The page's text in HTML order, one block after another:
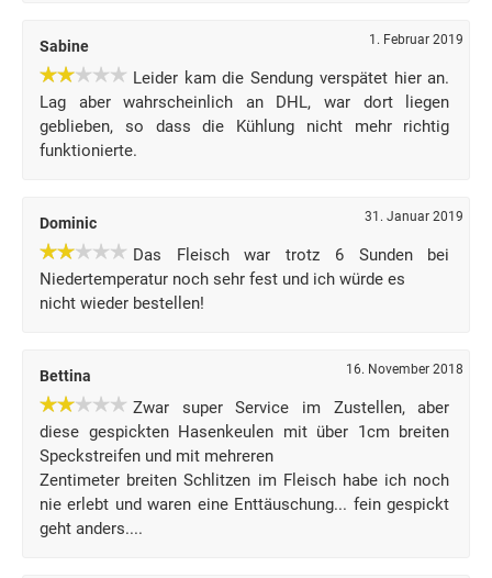
Sabine 1. Februar 2019
Leider kam die Sendung verspätet hier an.
Lag aber wahrscheinlich an DHL, war dort liegen
geblieben, so dass die Kühlung nicht mehr richtig
funktionierte.
Dominic 31. Januar 2019
Das Fleisch war trotz 6 Sunden bei
Niedertemperatur noch sehr fest und ich würde es
nicht wieder bestellen!
Bettina 16. November 2018
Zwar super Service im Zustellen, aber
diese gespickten Hasenkeulen mit über 1cm breiten
Speckstreifen und mit mehreren
Zentimeter breiten Schlitzen im Fleisch habe ich noch
nie erlebt und waren eine Enttäuschung... fein gespickt
geht anders....